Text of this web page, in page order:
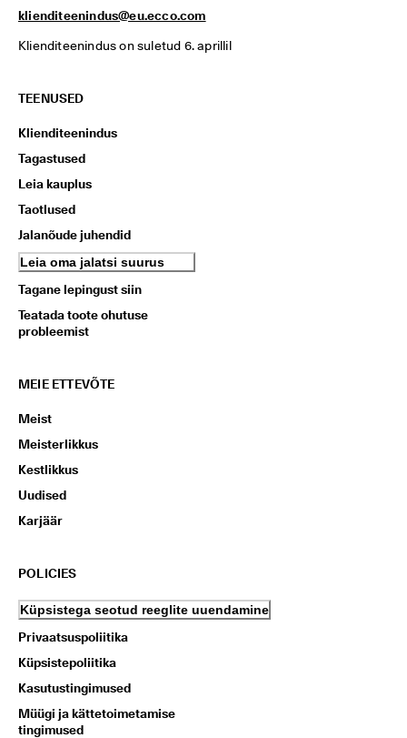
klienditeenindus@eu.ecco.com
Klienditeenindus on suletud 6. aprillil
TEENUSED
Klienditeenindus
Tagastused
Leia kauplus
Taotlused
Jalanõude juhendid
Leia oma jalatsi suurus
Tagane lepingust siin
Teatada toote ohutuse
probleemist
MEIE ETTEVÕTE
Meist
Meisterlikkus
Kestlikkus
Uudised
Karjäär
POLICIES
Küpsistega seotud reeglite uuendamine
Privaatsuspoliitika
Küpsistepoliitika
Kasutustingimused
Müügi ja kättetoimetamise
tingimused